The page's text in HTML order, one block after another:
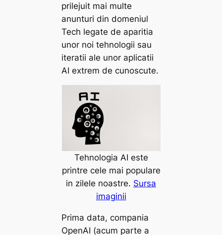
prilejuit mai multe
anunturi din domeniul
Tech legate de aparitia
unor noi tehnologii sau
iteratii ale unor aplicatii
AI extrem de cunoscute.
Tehnologia AI este
printre cele mai populare
in zilele noastre. Sursa
imaginii
Prima data, compania
OpenAI (acum parte a